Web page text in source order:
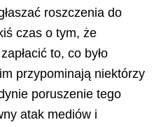
roszczenia do
czas o tym, że
to, co było
przypominają niektórzy
poruszenie tego
atak mediów i